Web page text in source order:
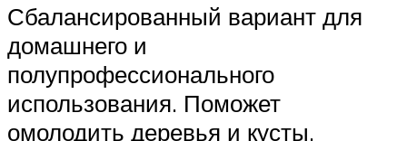
Сбалансированный вариант для
домашнего и
полупрофессионального
использования. Поможет
омолодить деревья и кусты,